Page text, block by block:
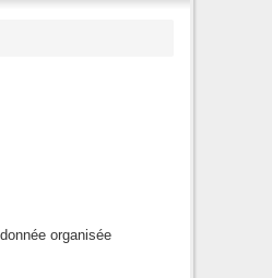
organisée